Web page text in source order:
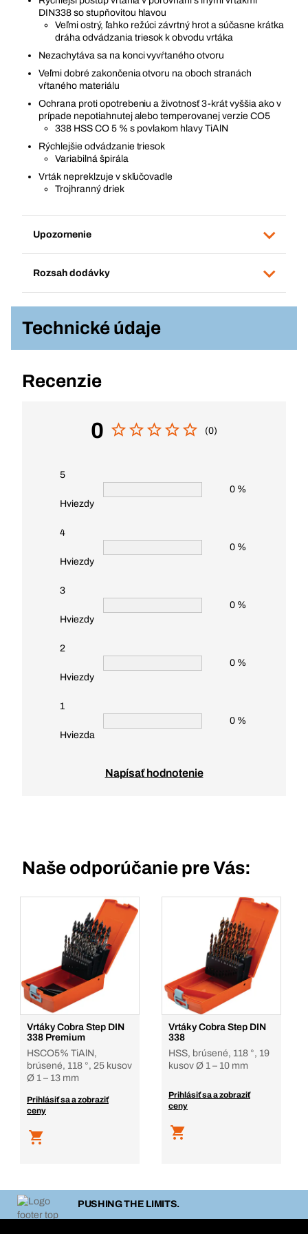
DIN338 so stupňovitou hlavou
Veľmi ostrý, ľahko režúci závrtný hrot a súčasne krátka
dráha odvádzania triesok k obvodu vrtáka
Nezachytáva sa na konci vyvŕtaného otvoru
Veľmi dobré zakončenia otvoru na oboch stranách
vŕtaného materiálu
Ochrana proti opotrebeniu a životnosť 3-krát vyššia ako v
prípade nepotiahnutej alebo temperovanej verzie CO5
338 HSS CO 5 % s povlakom hlavy TiAlN
Rýchlejšie odvádzanie triesok
Variabilná špirála
Vrták nepreklzuje v skľučovadle
Trojhranný driek
Upozornenie
Rozsah dodávky
Technické údaje
Recenzie
0 (0)
5
Hviezdy
0 %
4
Hviezdy
0 %
3
Hviezdy
0 %
2
Hviezdy
0 %
1
Hviezda
0 %
Napísať hodnotenie
Naše odporúčanie pre Vás:
Vrtáky Cobra Step DIN
338 Premium
HSCO5% TiAlN,
brúsené, 118 °, 25 kusov
Ø 1 – 13 mm
Prihlásiť sa a zobraziť
ceny
Vrtáky Cobra Step DIN
338
HSS, brúsené, 118 °, 19
kusov Ø 1 – 10 mm
Prihlásiť sa a zobraziť
ceny
PUSHING THE LIMITS.